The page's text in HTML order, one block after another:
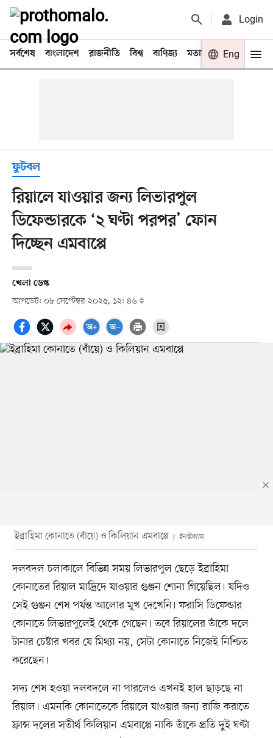
Login
সর্বশেষ বাংলাদেশ রাজনীতি বিশ্ব বাণিজ্য মতামত খেলা
Eng
ফুটবল
রিয়ালে যাওয়ার জন্য লিভারপুল
ডিফেন্ডারকে ‘২ ঘণ্টা পরপর’ ফোন
দিচ্ছেন এমবাপ্পে
খেলা ডেস্ক
আপডেট: ০৮ সেপ্টেম্বর ২০২৫, ১২: ৪৬
ইব্রাহিমা কোনাতে (বাঁয়ে) ও কিলিয়ান এমবাপ্পে ইনস্টাগ্রাম
দলবদল চলাকালে বিভিন্ন সময় লিভারপুল ছেড়ে ইব্রাহিমা
কোনাতের রিয়াল মাদ্রিদে যাওয়ার গুঞ্জন শোনা গিয়েছিল। যদিও
সেই গুঞ্জন শেষ পর্যন্ত আলোর মুখ দেখেনি। ফরাসি ডিফেন্ডার
কোনাতে লিভারপুলেই থেকে গেছেন। তবে রিয়ালের তাঁকে দলে
টানার চেষ্টার খবর যে মিথ্যা নয়, সেটা কোনাতে নিজেই নিশ্চিত
করেছেন।
সদ্য শেষ হওয়া দলবদলে না পারলেও এখনই হাল ছাড়ছে না
রিয়াল। এমনকি কোনাতেকে রিয়ালে যাওয়ার জন্য রাজি করাতে
ফ্রান্স দলের সতীর্থ কিলিয়ান এমবাপ্পে নাকি তাঁকে প্রতি দুই ঘণ্টা